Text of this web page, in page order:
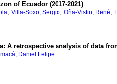
of Ecuador (2017-2021)
; Villa-Soxo, Sergio; Oña-Vistin, René;
retrospective analysis of data
Daniel Felipe